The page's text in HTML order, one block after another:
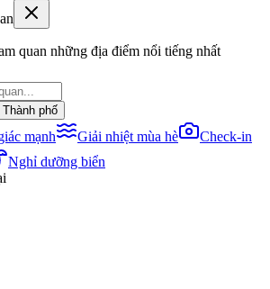
quan những địa điểm nổi tiếng nhất
phố
mạnh Giải nhiệt mùa hè
Check-in
Nghỉ dưỡng biển